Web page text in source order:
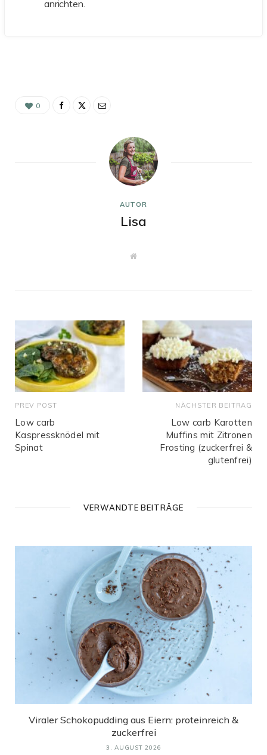
anrichten.
0
AUTOR
Lisa
W
PREV POST
Low carb
Kaspressknödel mit
Spinat
NÄCHSTER BEITRAG
Low carb Karotten
Muffins mit Zitronen
Frosting (zuckerfrei &
glutenfrei)
VERWANDTE BEITRÄGE
Viraler Schokopudding aus Eiern: proteinreich &
zuckerfrei
3. AUGUST 2026